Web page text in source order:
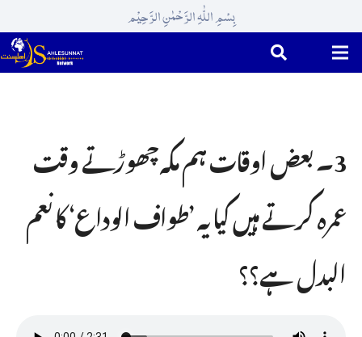
بِسْمِ اللّٰہِ الرَّحْمٰنِ الرَّحِیْم
3۔ بعض اوقات ہم مکہ چھوڑتے وقت
عمرہ کرتے ہیں کیا یہ ’طواف الوداع‘ کا نعم
البدل ہے؟؟